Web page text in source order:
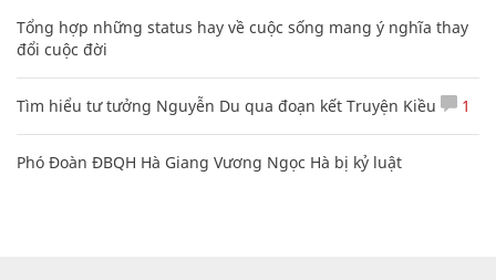
Tổng hợp những status hay về cuộc sống mang ý nghĩa thay
đổi cuộc đời
Tìm hiểu tư tưởng Nguyễn Du qua đoạn kết Truyện Kiều 1
Phó Đoàn ĐBQH Hà Giang Vương Ngọc Hà bị kỷ luật